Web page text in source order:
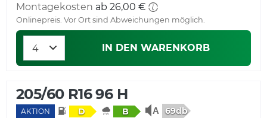
Montagekosten ab 26,00 €
Onlinepreis. Vor Ort sind Abweichungen möglich.
IN DEN WARENKORB
205/60 R16 96 H
AKTION D B 69db